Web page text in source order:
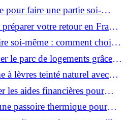
pour faire une partie soi-
le reste ?votre retour en France
distance ?
soi-même : comment choisir
?
le parc de logements grâce à
?
à lèvres teinté naturel avec
les aides financières pour
passoire thermique pour